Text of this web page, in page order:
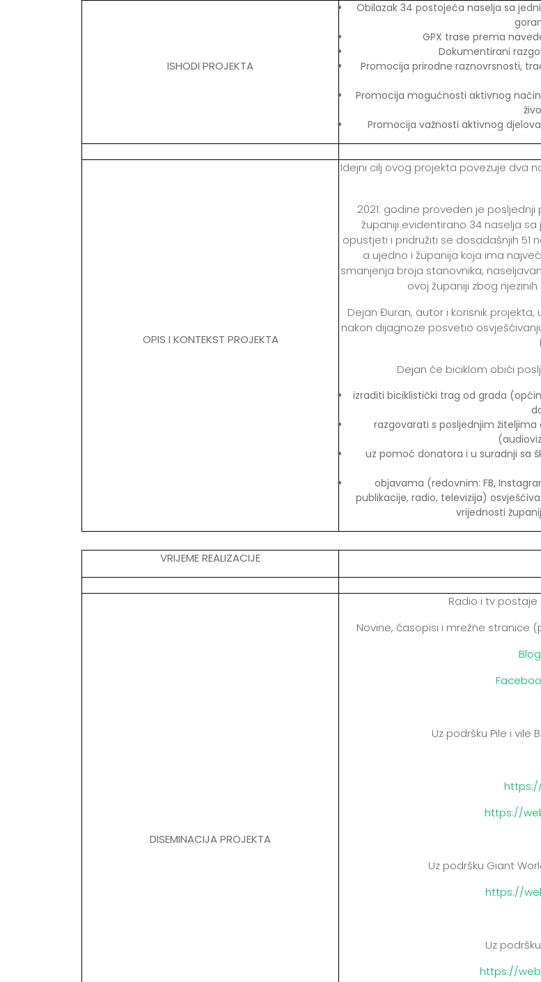
ISHODI PROJEKTA
Obilazak 34 postojeća naselja sa
GPX trase prema
Dokumentirani
Promocija prirodne raznovrsnosti,
Promocija mogućnosti aktivnog
Promocija važnosti aktivnog
OPIS I KONTEKST PROJEKTA
Idejni cilj ovog projekta povezuje dva
2021. godine proveden je
županiji evidentirano 34 naselja
opustjeti i pridružiti se dosadašnjih 51
a ujedno i županija koja ima
smanjenja broja stanovnika,
ovoj županiji zbog
Dejan Đuran, autor i korisnik
nakon dijagnoze posvetio
Dejan će biciklom obići
izraditi biciklistički trag od grada
razgovarati s posljednjim
uz pomoć donatora i u suradnji sa
objavama (redovnim: FB,
publikacije, radio, televizija)
vrijednosti
VRIJEME REALIZACIJE
DISEMINACIJA PROJEKTA
Radio i tv postaje
Novine, časopisi i mrežne stranice
Uz podršku Pile i vile
https://
Uz podršku Giant
https://
Uz
https://